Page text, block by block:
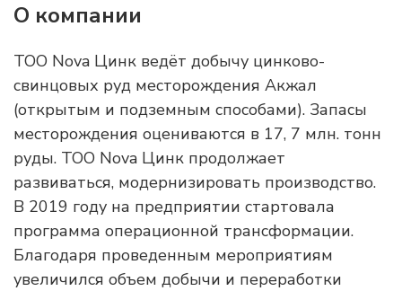
О компании
ТОО Nova Цинк ведёт добычу цинково-
свинцовых руд месторождения Акжал
(открытым и подземным способами). Запасы
месторождения оцениваются в 17, 7 млн. тонн
руды. ТОО Nova Цинк продолжает
развиваться, модернизировать производство.
В 2019 году на предприятии стартовала
программа операционной трансформации.
Благодаря проведенным мероприятиям
увеличился объем добычи и переработки